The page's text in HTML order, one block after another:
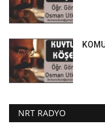
NRT RADYO